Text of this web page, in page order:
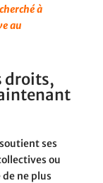
à
au
droits,
ses
ou
de ne plus